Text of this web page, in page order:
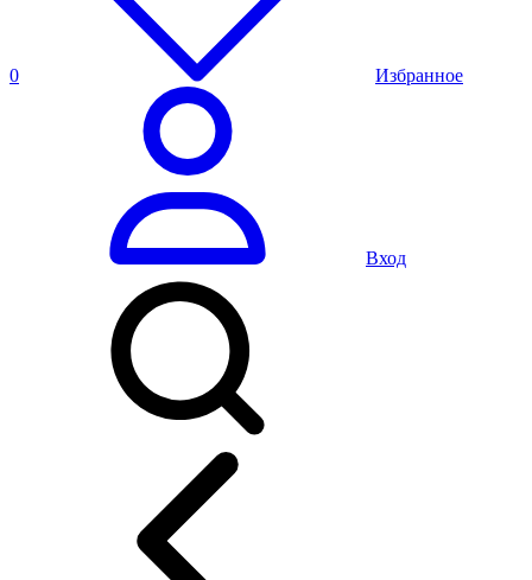
0 Избранное
Вход